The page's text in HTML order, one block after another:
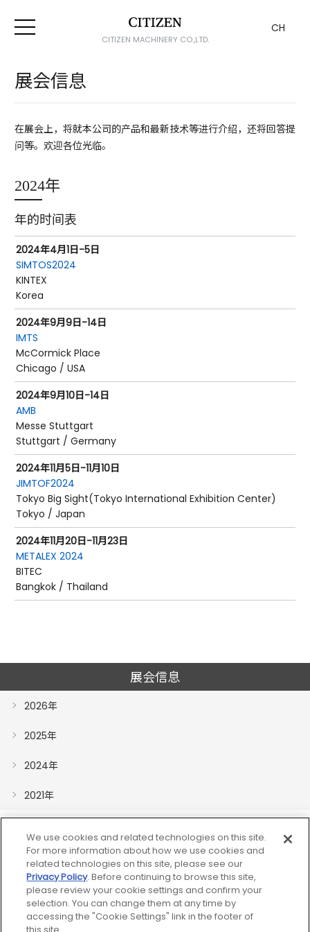
CITIZEN MACHINERY CO.,LTD.
CH
展会信息
在展会上，将就本公司的产品和最新技术等进行介绍，还将回答提
问等。欢迎各位光临。
2024年
年的时间表
2024年4月1日-5日
SIMTOS2024
KINTEX
Korea
2024年9月9日-14日
IMTS
McCormick Place
Chicago / USA
2024年9月10日-14日
AMB
Messe Stuttgart
Stuttgart / Germany
2024年11月5日-11月10日
JIMTOF2024
Tokyo Big Sight(Tokyo International Exhibition Center)
Tokyo / Japan
2024年11月20日-11月23日
METALEX 2024
BITEC
Bangkok / Thailand
展会信息
2026年
2025年
2024年
2021年
网站地图
关于网页的利用
We use cookies and related technologies on this site.
For more information about how we use cookies and
related technologies on this site, please see our
Privacy Policy. Before continuing to browse this site,
please review your cookie settings and confirm your
selection. You can change them at any time by
accessing the "Cookie Settings" link in the footer of